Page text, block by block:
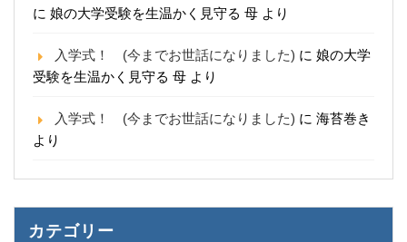
に 娘の大学受験を生温かく見守る 母 より
入学式！ (今までお世話になりました) に 娘の大学
受験を生温かく見守る 母 より
入学式！ (今までお世話になりました) に 海苔巻き
より
カテゴリー